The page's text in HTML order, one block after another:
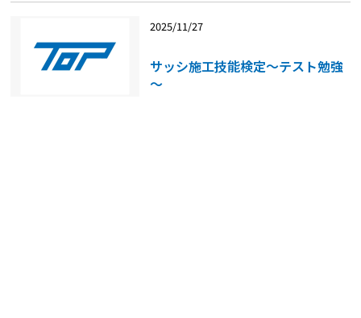
2025/11/27
サッシ施工技能検定～テスト勉強
～